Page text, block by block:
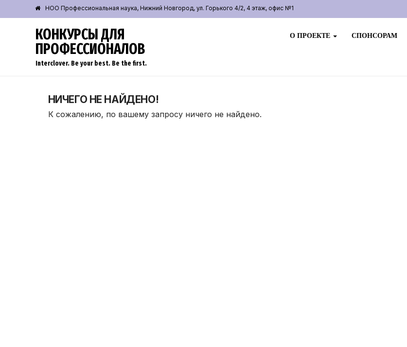
НОО Профессиональная наука, Нижний Новгород, ул. Горького 4/2, 4 этаж, офис №1
КОНКУРСЫ ДЛЯ
ПРОФЕССИОНАЛОВ
Interclover. Be your best. Be the first.
О ПРОЕКТЕ СПОНСОРАМ
НИЧЕГО НЕ НАЙДЕНО!
К сожалению, по вашему запросу ничего не найдено.